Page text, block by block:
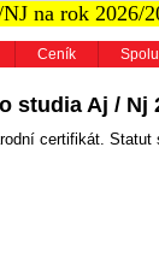
na rok 2026/
Ceník
studia Aj / Nj
certifikát. Statut